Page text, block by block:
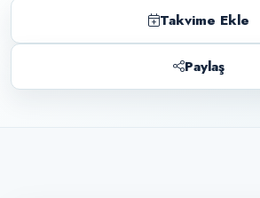
Takvime Ekle
Paylaş